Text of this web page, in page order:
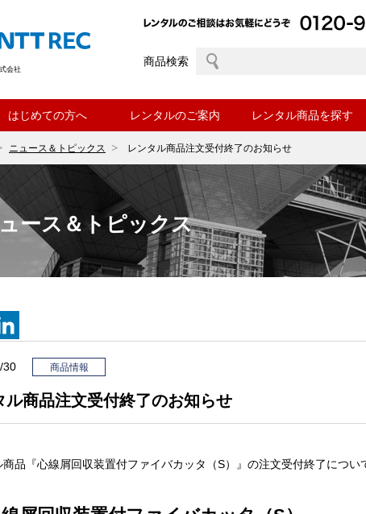
会社
商品検索
はじめての方へ レンタルのご案内 レンタル商品を探す
ニュース＆トピックス レンタル商品注文受付終了のお知らせ
ース＆トピックス
30 商品情報
ル商品注文受付終了のお知らせ
商品『心線屑回収装置付ファイバカッタ（S）』の注文受付終了につい